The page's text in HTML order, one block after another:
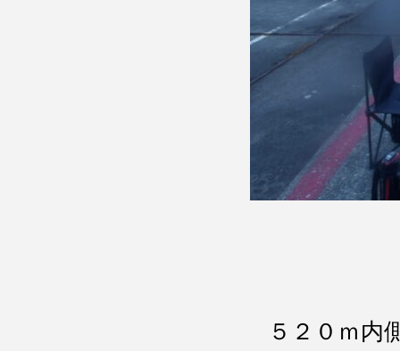
５２０ｍ